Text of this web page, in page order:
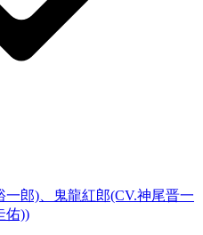
郎)、鬼龍紅郎(CV.神尾晋一
佑))